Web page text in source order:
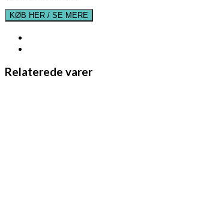
KØB HER / SE MERE
Relaterede varer